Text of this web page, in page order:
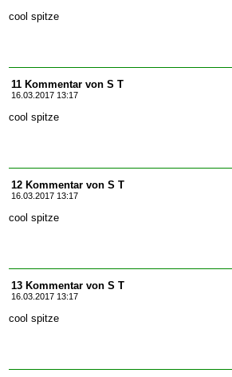
cool spitze
11 Kommentar von S T
16.03.2017 13:17
cool spitze
12 Kommentar von S T
16.03.2017 13:17
cool spitze
13 Kommentar von S T
16.03.2017 13:17
cool spitze